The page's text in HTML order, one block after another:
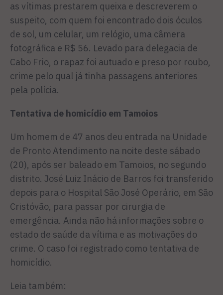
as vítimas prestarem queixa e descreverem o
suspeito, com quem foi encontrado dois óculos
de sol, um celular, um relógio, uma câmera
fotográfica e R$ 56. Levado para delegacia de
Cabo Frio, o rapaz foi autuado e preso por roubo,
crime pelo qual já tinha passagens anteriores
pela polícia.
Tentativa de homicídio em Tamoios
Um homem de 47 anos deu entrada na Unidade
de Pronto Atendimento na noite deste sábado
(20), após ser baleado em Tamoios, no segundo
distrito. José Luiz Inácio de Barros foi transferido
depois para o Hospital São José Operário, em São
Cristóvão, para passar por cirurgia de
emergência. Ainda não há informações sobre o
estado de saúde da vítima e as motivações do
crime. O caso foi registrado como tentativa de
homicídio.
Leia também: